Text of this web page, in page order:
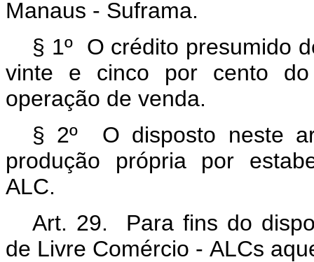
Manaus - Suframa.
§ 1º O crédito presumido
vinte e cinco por cento
operação de venda.
§ 2º O disposto neste
produção própria por
ALC.
Art. 29. Para fins do
de Livre Comércio - ALCs